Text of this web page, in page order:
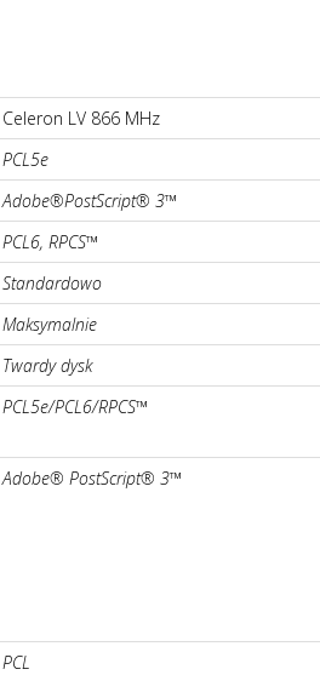
Celeron LV 866 MHz
PCL5e
Adobe®PostScript® 3™
PCL6, RPCS™
Standardowo
Maksymalnie
Twardy dysk
PCL5e/PCL6/RPCS™
Adobe® PostScript® 3™
PCL